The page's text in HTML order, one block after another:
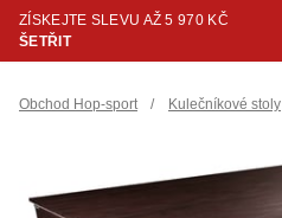
ZÍSKEJTE SLEVU AŽ 5 970 KČ
ŠETŘIT
Obchod Hop-sport / Kulečníkové stoly